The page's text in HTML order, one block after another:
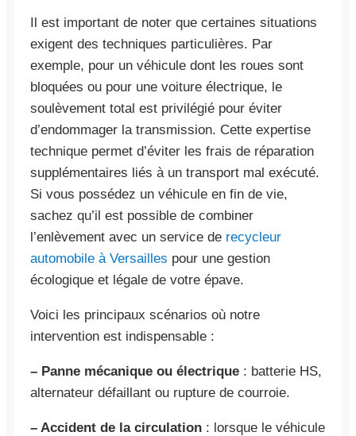
Il est important de noter que certaines situations
exigent des techniques particulières. Par
exemple, pour un véhicule dont les roues sont
bloquées ou pour une voiture électrique, le
soulèvement total est privilégié pour éviter
d’endommager la transmission. Cette expertise
technique permet d’éviter les frais de réparation
supplémentaires liés à un transport mal exécuté.
Si vous possédez un véhicule en fin de vie,
sachez qu’il est possible de combiner
l’enlèvement avec un service de recycleur
automobile à Versailles pour une gestion
écologique et légale de votre épave.
Voici les principaux scénarios où notre
intervention est indispensable :
– Panne mécanique ou électrique : batterie HS,
alternateur défaillant ou rupture de courroie.
– Accident de la circulation : lorsque le véhicule